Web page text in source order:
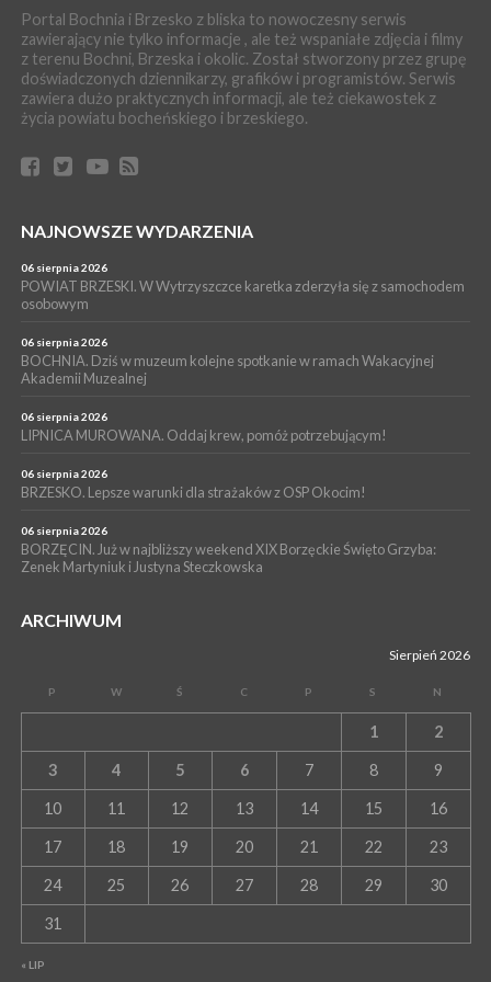
SPORT
04 sierpnia 2026
BOCHNIA. W niedzielę XXXII Memoriałowy Bieg Majora Bacy!
WYDARZENIA
04 sierpnia 2026
MAŁOPOLSKA. Liczba stulatków wciąż rośnie
ARTYKUŁ PARTNERSKI
WYDARZENIA
04 sierpnia 2026
BRZESKO. Już jest Karta Mieszkańca Gminy Brzesko. Co to
oznacza?
Portal Bochnia i Brzesko z bliska to nowoczesny serwis
zawierający nie tylko informacje , ale też wspaniałe zdjęcia i filmy
z terenu Bochni, Brzeska i okolic. Został stworzony przez grupę
doświadczonych dziennikarzy, grafików i programistów. Serwis
zawiera dużo praktycznych informacji, ale też ciekawostek z
życia powiatu bocheńskiego i brzeskiego.
NAJNOWSZE WYDARZENIA
06 sierpnia 2026
POWIAT BRZESKI. W Wytrzyszczce karetka zderzyła się z samochodem
osobowym
06 sierpnia 2026
BOCHNIA. Dziś w muzeum kolejne spotkanie w ramach Wakacyjnej
Akademii Muzealnej
06 sierpnia 2026
LIPNICA MUROWANA. Oddaj krew, pomóż potrzebującym!
06 sierpnia 2026
BRZESKO. Lepsze warunki dla strażaków z OSP Okocim!
06 sierpnia 2026
BORZĘCIN. Już w najbliższy weekend XIX Borzęckie Święto Grzyba:
Zenek Martyniuk i Justyna Steczkowska
ARCHIWUM
Sierpień 2026
P W Ś C P S N
« LIP
1 2
3 4 5 6 7 8 9
10 11 12 13 14 15 16
17 18 19 20 21 22 23
24 25 26 27 28 29 30
31